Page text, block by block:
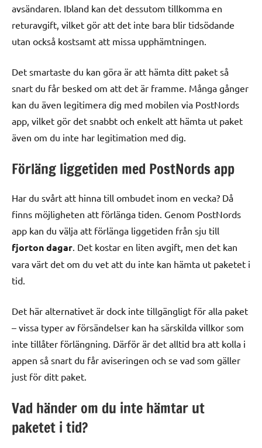
avsändaren. Ibland kan det dessutom tillkomma en
returavgift, vilket gör att det inte bara blir tidsödande
utan också kostsamt att missa upphämtningen.
Det smartaste du kan göra är att hämta ditt paket så
snart du får besked om att det är framme. Många gånger
kan du även legitimera dig med mobilen via PostNords
app, vilket gör det snabbt och enkelt att hämta ut paket
även om du inte har legitimation med dig.
Förläng liggetiden med PostNords app
Har du svårt att hinna till ombudet inom en vecka? Då
finns möjligheten att förlänga tiden. Genom PostNords
app kan du välja att förlänga liggetiden från sju till
fjorton dagar. Det kostar en liten avgift, men det kan
vara värt det om du vet att du inte kan hämta ut paketet i
tid.
Det här alternativet är dock inte tillgängligt för alla paket
– vissa typer av försändelser kan ha särskilda villkor som
inte tillåter förlängning. Därför är det alltid bra att kolla i
appen så snart du får aviseringen och se vad som gäller
just för ditt paket.
Vad händer om du inte hämtar ut
paketet i tid?